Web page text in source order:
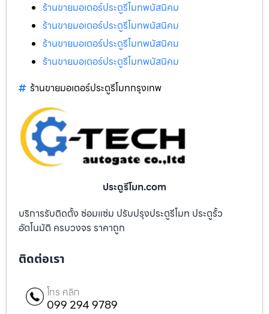
ร้านขายมอเตอร์ประตูรีโมทพนัสนิคม
ร้านขายมอเตอร์ประตูรีโมทพนัสนิคม
ร้านขายมอเตอร์ประตูรีโมทพนัสนิคม
ร้านขายมอเตอร์ประตูรีโมทพนัสนิคม
ร้านขายมอเตอร์ประตูรีโมทกรุงเทพ
ประตูรีโมท.com
บริการรับติดตั้ง ซ่อมแซ่ม ปรับปรุงประตูรีโมท ประตูรั้ว
อัตโนมัติ ครบวงจร ราคาถูก
ติดต่อเรา
โทร คลิก
099 294 9789